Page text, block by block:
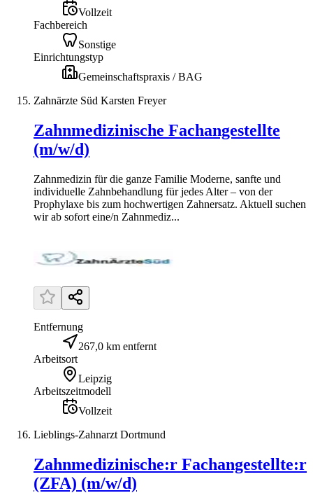
Vollzeit
Fachbereich
Sonstige
Einrichtungstyp
Gemeinschaftspraxis / BAG
Zahnärzte Süd Karsten Freyer
Zahnmedizinische Fachangestellte
(m/w/d)
Zahnmedizin für die ganze Familie Moderne, sanfte und
individuelle Zahnbehandlung für jedes Alter – von der
Prophylaxe bis zum hochwertigen Zahnersatz. Aktuell suchen
wir ab sofort eine/n Zahnmediz...
Entfernung
267,0 km entfernt
Arbeitsort
Leipzig
Arbeitszeitmodell
Vollzeit
Lieblings-Zahnarzt Dortmund
Zahnmedizinische:r Fachangestellte:r
(ZFA) (m/w/d)